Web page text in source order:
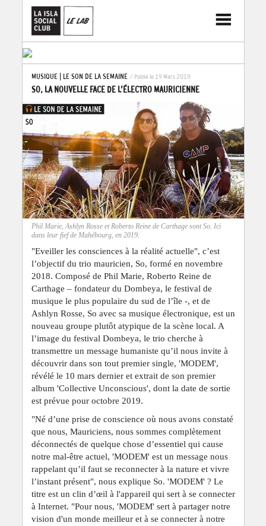
MUSIQUE| LE SON DE LA SEMAINE / Publié le 19 Mars 2019
SO, LA NOUVELLE FACE DE L’ÉLECTRO MAURICIENNE
Phil Marie, Ashlyn Rosse et Roberto Reine de Carthage sont So. Ici
dans leur fief de Mahébourg, en 2019.
"Eveiller les consciences à la réalité actuelle", c’est
l’objectif du trio mauricien, So, formé en novembre
2018. Composé de Phil Marie, Roberto Reine de
Carthage – fondateur du Dombeya, le festival de
musique le plus populaire du sud de l’île -, et de
Ashlyn Rosse, So avec sa musique électronique, est un
nouveau groupe plutôt atypique de la scène local. A
l’image du festival Dombeya, le trio cherche à
transmettre un message humaniste qu’il nous invite à
découvrir dans son tout premier single, 'MODEM',
révélé le 10 mars dernier et extrait de son premier
album 'Collective Unconscious', dont la date de sortie
est prévue pour octobre 2019.
"Né d’une prise de conscience où nous avons constaté
que nous, Mauriciens, nous sommes complètement
déconnectés de quelque chose d’essentiel qui cause
notre mal-être actuel, 'MODEM' est un message nous
rappelant qu’il faut se reconnecter à la nature et vivre
l’instant présent", nous explique So. 'MODEM' ? Le
titre est un clin d’œil à l'appareil qui sert à se connecter
à Internet. "Pour nous, 'MODEM' sert à partager notre
vision d'un monde meilleur et à se connecter à notre